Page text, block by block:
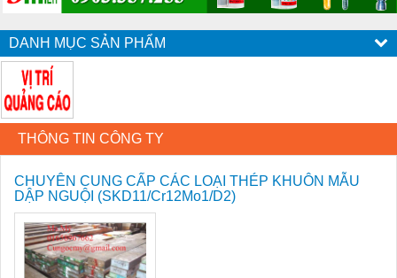
DANH MỤC SẢN PHẨM
THÔNG TIN CÔNG TY
CHUYÊN CUNG CẤP CÁC LOẠI THÉP KHUÔN MẪU
DẬP NGUỘI (SKD11/Cr12Mo1/D2)